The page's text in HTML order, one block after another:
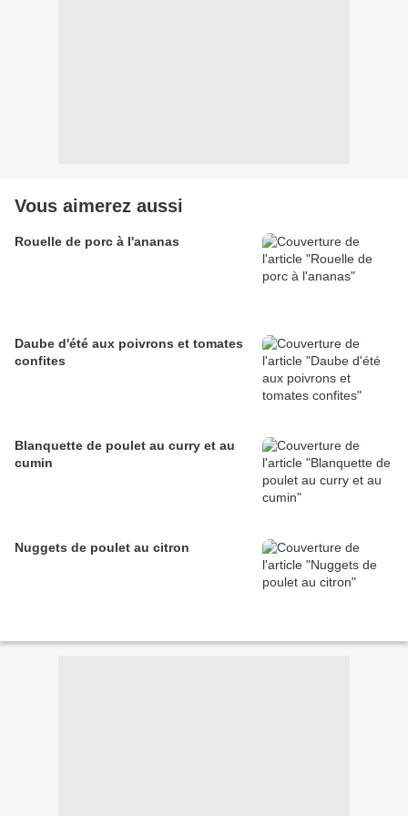
Vous aimerez aussi
Rouelle de porc à l'ananas
Daube d'été aux poivrons et tomates
confites
Blanquette de poulet au curry et au
cumin
Nuggets de poulet au citron